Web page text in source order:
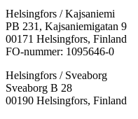
en
ny
flik
en
ny
flik
en
ny
flik
en
ny
flik
en
ny
flik
Helsingfors / Kajsaniemi
PB 231, Kajsaniemigatan 9
00171 Helsingfors, Finland
FO-nummer: 1095646-0
Helsingfors / Sveaborg
Sveaborg B 28
00190 Helsingfors, Finland